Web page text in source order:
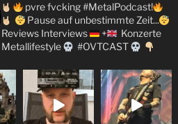
pvre fvcking #MetalPodcast!
Pause auf unbestimmte Zeit...
Reviews Interviews +
Konzerte
Metallifestyle
#OVTCAST